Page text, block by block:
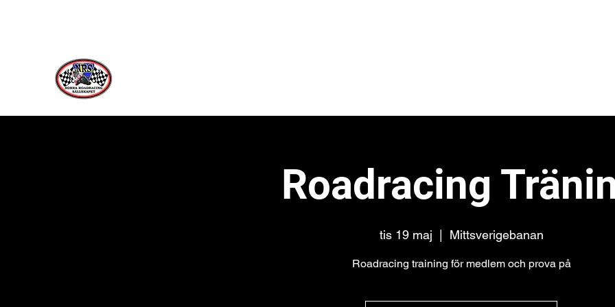
Roadracing
tis 19 maj Mittsverigebanan
Roadracing training för medlem och prova på